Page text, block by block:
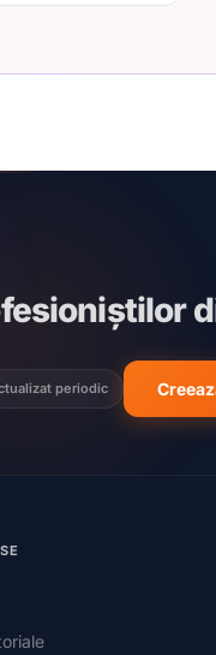
periodic